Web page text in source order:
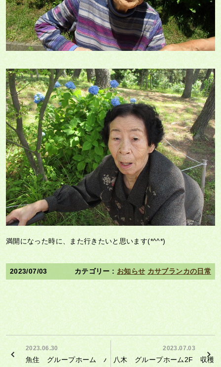
満開になった時に、また行きたいと思います(*^^*)
お知らせ カサブランカの日常
2023/07/03
2023.06.30
魚住 グループホーム パターゴルフ
2023.07.03
八木 グループホーム2F 収穫